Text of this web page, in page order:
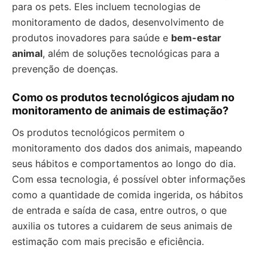
para os pets. Eles incluem tecnologias de
monitoramento de dados, desenvolvimento de
produtos inovadores para saúde e bem-estar
animal, além de soluções tecnológicas para a
prevenção de doenças.
Como os produtos tecnológicos ajudam no
monitoramento de animais de estimação?
Os produtos tecnológicos permitem o
monitoramento dos dados dos animais, mapeando
seus hábitos e comportamentos ao longo do dia.
Com essa tecnologia, é possível obter informações
como a quantidade de comida ingerida, os hábitos
de entrada e saída de casa, entre outros, o que
auxilia os tutores a cuidarem de seus animais de
estimação com mais precisão e eficiência.